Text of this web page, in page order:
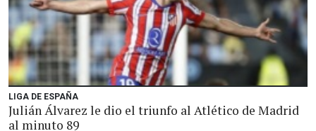
LIGA DE ESPAÑA
Julián Álvarez le dio el triunfo al Atlético de Madrid
al minuto 89